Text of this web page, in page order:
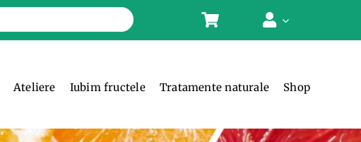
Ateliere Iubim fructele Tratamente naturale Shop